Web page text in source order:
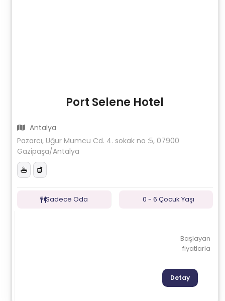
Port Selene Hotel
Antalya
Pazarcı, Uğur Mumcu Cd. 4. sokak no :5, 07900
Gazipaşa/Antalya
Sadece Oda 0 - 6 Çocuk Yaşı
Başlayan
fiyatlarla
Detay